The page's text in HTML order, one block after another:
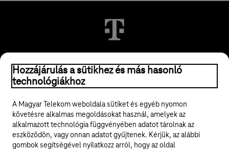
© 2026 Magyar Telekom Nyrt.
ÁSZF
Adatvédelem
Hozzájárulás a sütikhez és más hasonló
technológiákhoz
A Magyar Telekom weboldala sütiket és egyéb nyomon
követésre alkalmas megoldásokat használ, amelyek az
alkalmazott technológia függvényében adatot tárolnak az
eszközödön, vagy onnan adatot gyűjtenek. Kérjük, az alábbi
gombok segítségével nyilatkozz arról, hogy az oldal